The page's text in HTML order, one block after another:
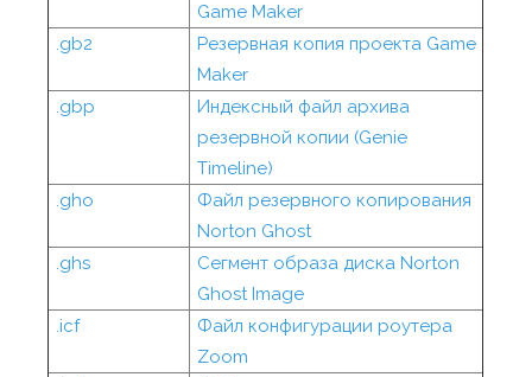
Game Maker
.gb2
Резервная копия проекта Game
Maker
.gbp
Индексный файл архива
резервной копии (Genie
Timeline)
.gho
Файл резервного копирования
Norton Ghost
.ghs
Сегмент образа диска Norton
Ghost Image
.icf
Файл конфигурации роутера
Zoom